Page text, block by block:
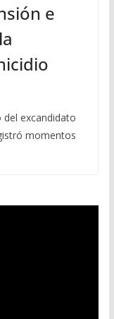
e
del excandidato
momentos